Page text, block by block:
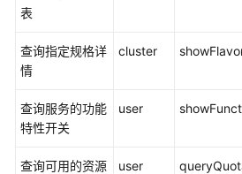
的
Elasticsearch
表
查询指定规格详
情
cluster
查询服务的功能
特性开关
user
查询可用的资源
user